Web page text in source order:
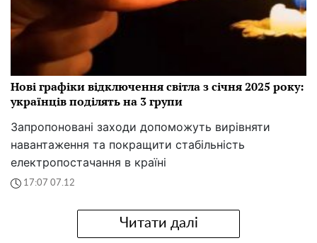
Нові графіки відключення світла з січня 2025 року:
українців поділять на 3 групи
Запропоновані заходи допоможуть вирівняти
навантаження та покращити стабільність
електропостачання в країні
17:07 07.12
Читати далі